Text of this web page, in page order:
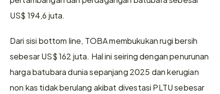
US$ 194,6 juta.
Dari sisi bottom line, TOBA membukukan rugi bersih
sebesar US$ 162 juta. Hal ini seiring dengan penurunan
harga batubara dunia sepanjang 2025 dan kerugian
non kas tidak berulang akibat divestasi PLTU sebesar